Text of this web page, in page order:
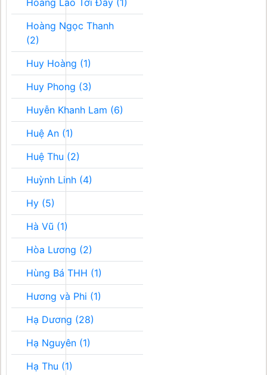
Hoàng Lão Tới Đây (1)
Hoàng Ngọc Thanh
(2)
Huy Hoàng (1)
Huy Phong (3)
Huyễn Khanh Lam (6)
Huệ An (1)
Huệ Thu (2)
Huỳnh Linh (4)
Hy (5)
Hà Vũ (1)
Hòa Lương (2)
Hùng Bá THH (1)
Hương và Phi (1)
Hạ Dương (28)
Hạ Nguyên (1)
Hạ Thu (1)